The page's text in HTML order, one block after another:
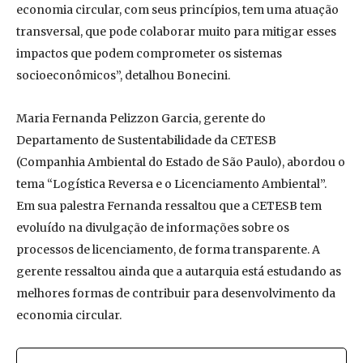
economia circular, com seus princípios, tem uma atuação
transversal, que pode colaborar muito para mitigar esses
impactos que podem comprometer os sistemas
socioeconômicos”, detalhou Bonecini.
Maria Fernanda Pelizzon Garcia, gerente do
Departamento de Sustentabilidade da CETESB
(Companhia Ambiental do Estado de São Paulo), abordou o
tema “Logística Reversa e o Licenciamento Ambiental”.
Em sua palestra Fernanda ressaltou que a CETESB tem
evoluído na divulgação de informações sobre os
processos de licenciamento, de forma transparente. A
gerente ressaltou ainda que a autarquia está estudando as
melhores formas de contribuir para desenvolvimento da
economia circular.